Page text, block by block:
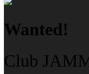
Wanted!
Club